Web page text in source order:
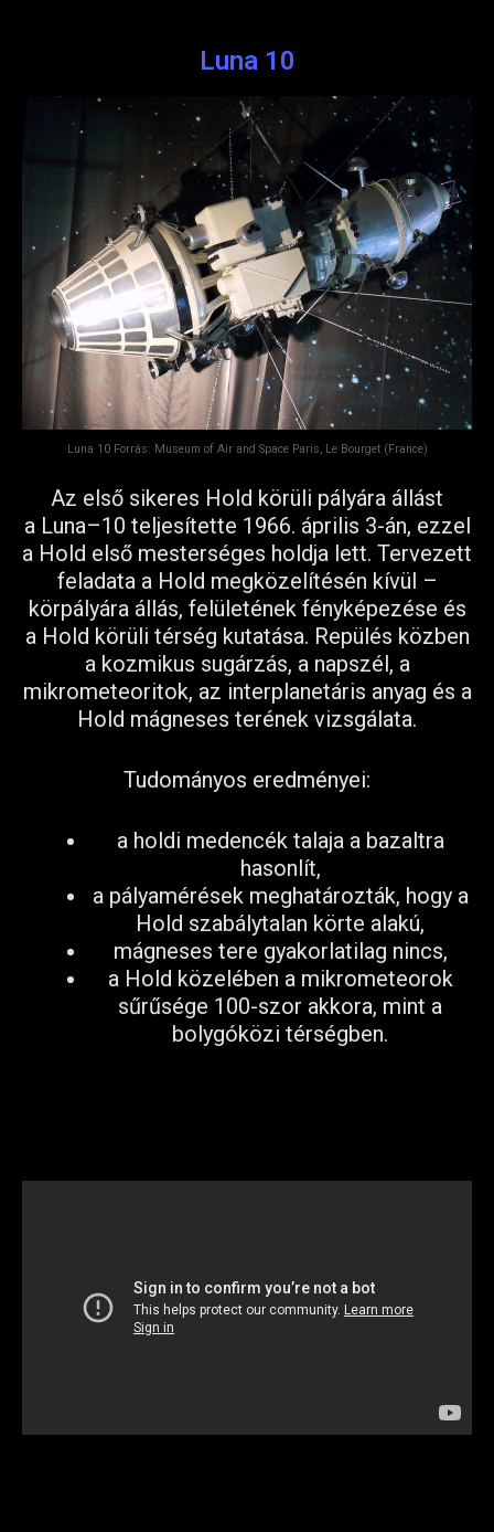
Luna 10
Luna 10 Forrás: Museum of Air and Space Paris, Le Bourget (France)
Az első sikeres Hold körüli pályára állást
a Luna–10 teljesítette 1966. április 3-án, ezzel
a Hold első mesterséges holdja lett. Tervezett
feladata a Hold megközelítésén kívül –
körpályára állás, felületének fényképezése és
a Hold körüli térség kutatása. Repülés közben
a kozmikus sugárzás, a napszél, a
mikrometeoritok, az interplanetáris anyag és a
Hold mágneses terének vizsgálata.
Tudományos eredményei:
a holdi medencék talaja a bazaltra
hasonlít,
a pályamérések meghatározták, hogy a
Hold szabálytalan körte alakú,
mágneses tere gyakorlatilag nincs,
a Hold közelében a mikrometeorok
sűrűsége 100-szor akkora, mint a
bolygóközi térségben.